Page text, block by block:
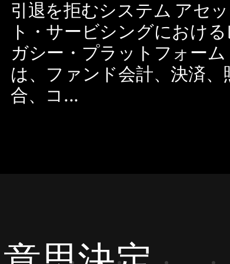
引退を拒むシステム アセッ
ト・サービシングにおける
ガシー・プラットフォーム
は、ファンド会計、決済、
合、コ...